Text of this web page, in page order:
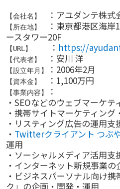
【会社名】 ：アユダンテ株
【所在地】
：東京都港区海
ースタワー20F
【URL】 ： https://
【代表者】 ：安川 洋
【設立年月】 ：2006年2月
【資本金】 ：1,100万円
【事業内容】
：
・SEOなどのウェブマーケ
・携帯サイトマーケティン
・リスティング広告の運用支
・ Twitterクライアント つぶ
運用
・ソーシャルメディア活用支
・インターネット新規事業の
・ビジネスパーソナル向け
ク」の企画・開発・運用